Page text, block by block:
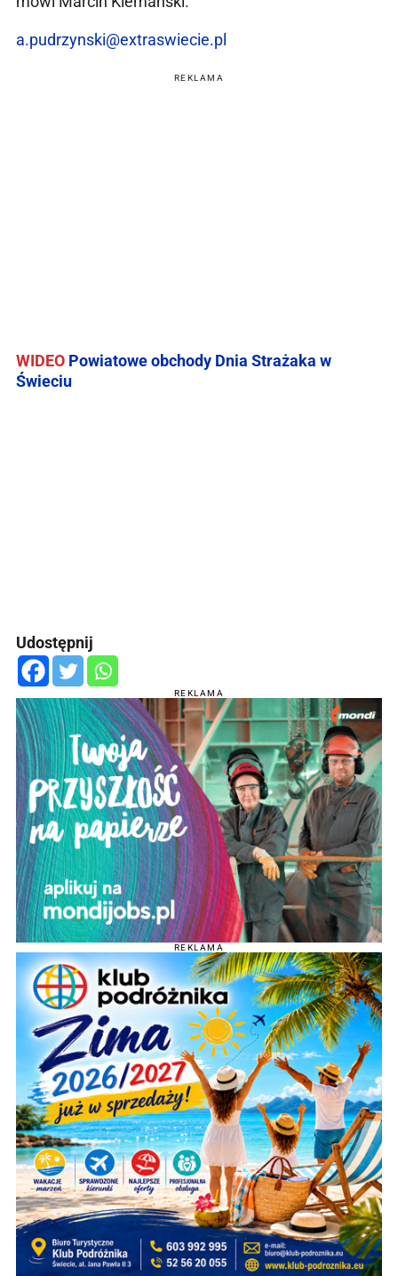
a.pudrzynski@extraswiecie.pl
REKLAMA
WIDEO Powiatowe obchody Dnia Strażaka w
Świeciu
Udostępnij
REKLAMA
REKLAMA